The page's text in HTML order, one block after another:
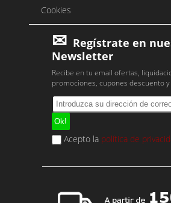
Cookies
Regístrate en
Newsletter
Recibe en tu email ofertas,
promociones, cupones descuento
Acepto la política de